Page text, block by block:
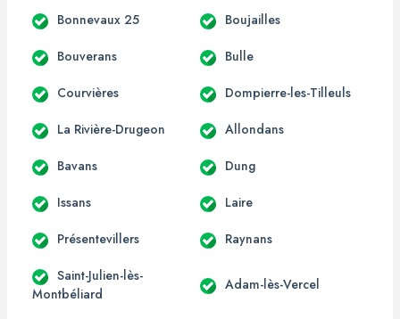
Bonnevaux 25 Boujailles
Bouverans Bulle
Courvières Dompierre-les-Tilleuls
La Rivière-Drugeon Allondans
Bavans Dung
Issans Laire
Présentevillers Raynans
Saint-Julien-lès-
Montbéliard
Adam-lès-Vercel